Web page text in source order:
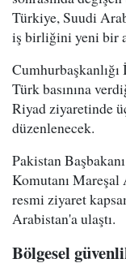
Türkiye, Suudi
iş birliğini yeni bir
Türk basınına
Riyad ziyaretinde
düzenlenecek.
Pakistan
Komutanı
resmi ziyaret
Arabistan'a ulaştı.
Bölgesel